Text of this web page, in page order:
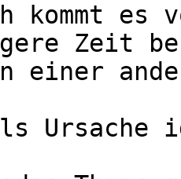
kommt
Zeit